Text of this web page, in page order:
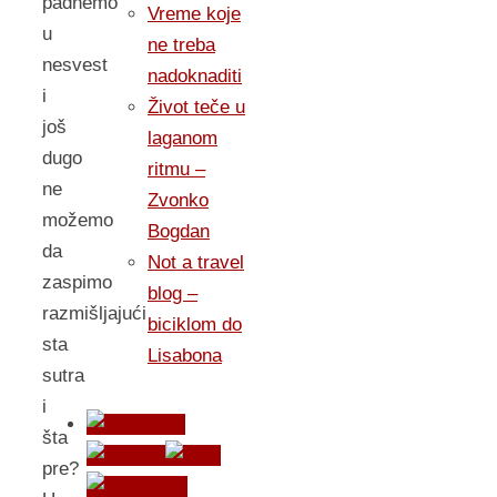
u
nesvest
i
još
dugo
ne
možemo
da
zaspimo
razmišljajući
sta
sutra
i
šta
pre?
Vreme koje
ne treba
nadoknaditi
Život teče u
laganom
ritmu –
Zvonko
Bogdan
Not a travel
blog –
biciklom do
Lisabona